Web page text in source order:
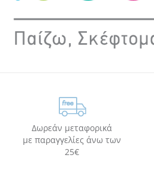
Δωρεάν μεταφορικά
με παραγγελίες άνω των
25€